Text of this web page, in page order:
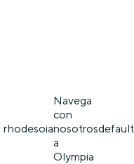
rhodesoia
Navega
con
nosotros
a
Olympia
default